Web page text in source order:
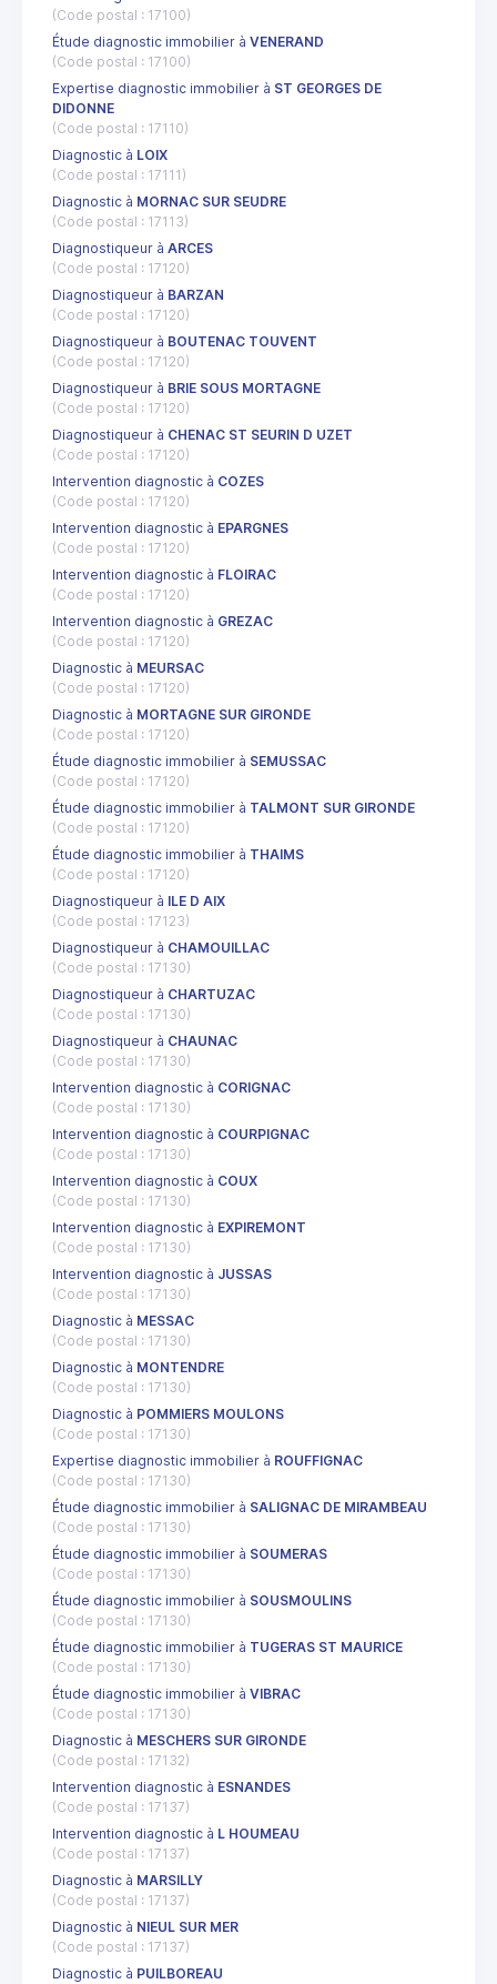
(Code postal : 17100)
Étude diagnostic immobilier à VENERAND
(Code postal : 17100)
Expertise diagnostic immobilier à ST GEORGES DE
DIDONNE
(Code postal : 17110)
Diagnostic à LOIX
(Code postal : 17111)
Diagnostic à MORNAC SUR SEUDRE
(Code postal : 17113)
Diagnostiqueur à ARCES
(Code postal : 17120)
Diagnostiqueur à BARZAN
(Code postal : 17120)
Diagnostiqueur à BOUTENAC TOUVENT
(Code postal : 17120)
Diagnostiqueur à BRIE SOUS MORTAGNE
(Code postal : 17120)
Diagnostiqueur à CHENAC ST SEURIN D UZET
(Code postal : 17120)
Intervention diagnostic à COZES
(Code postal : 17120)
Intervention diagnostic à EPARGNES
(Code postal : 17120)
Intervention diagnostic à FLOIRAC
(Code postal : 17120)
Intervention diagnostic à GREZAC
(Code postal : 17120)
Diagnostic à MEURSAC
(Code postal : 17120)
Diagnostic à MORTAGNE SUR GIRONDE
(Code postal : 17120)
Étude diagnostic immobilier à SEMUSSAC
(Code postal : 17120)
Étude diagnostic immobilier à TALMONT SUR GIRONDE
(Code postal : 17120)
Étude diagnostic immobilier à THAIMS
(Code postal : 17120)
Diagnostiqueur à ILE D AIX
(Code postal : 17123)
Diagnostiqueur à CHAMOUILLAC
(Code postal : 17130)
Diagnostiqueur à CHARTUZAC
(Code postal : 17130)
Diagnostiqueur à CHAUNAC
(Code postal : 17130)
Intervention diagnostic à CORIGNAC
(Code postal : 17130)
Intervention diagnostic à COURPIGNAC
(Code postal : 17130)
Intervention diagnostic à COUX
(Code postal : 17130)
Intervention diagnostic à EXPIREMONT
(Code postal : 17130)
Intervention diagnostic à JUSSAS
(Code postal : 17130)
Diagnostic à MESSAC
(Code postal : 17130)
Diagnostic à MONTENDRE
(Code postal : 17130)
Diagnostic à POMMIERS MOULONS
(Code postal : 17130)
Expertise diagnostic immobilier à ROUFFIGNAC
(Code postal : 17130)
Étude diagnostic immobilier à SALIGNAC DE MIRAMBEAU
(Code postal : 17130)
Étude diagnostic immobilier à SOUMERAS
(Code postal : 17130)
Étude diagnostic immobilier à SOUSMOULINS
(Code postal : 17130)
Étude diagnostic immobilier à TUGERAS ST MAURICE
(Code postal : 17130)
Étude diagnostic immobilier à VIBRAC
(Code postal : 17130)
Diagnostic à MESCHERS SUR GIRONDE
(Code postal : 17132)
Intervention diagnostic à ESNANDES
(Code postal : 17137)
Intervention diagnostic à L HOUMEAU
(Code postal : 17137)
Diagnostic à MARSILLY
(Code postal : 17137)
Diagnostic à NIEUL SUR MER
(Code postal : 17137)
Diagnostic à PUILBOREAU